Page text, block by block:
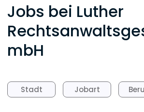
Jobs bei Luther
mbH
Stadt Jobart